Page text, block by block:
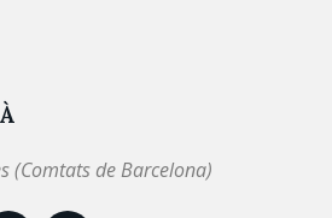
(Comtats de Barcelona)